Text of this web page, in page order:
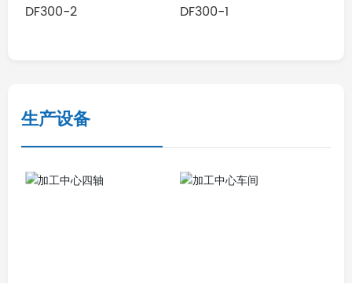
DF300-2 DF300-1
生产设备